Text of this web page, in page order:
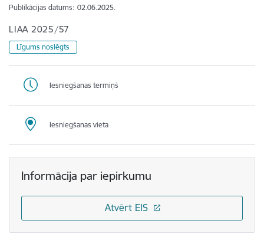
Publikācijas datums: 02.06.2025.
LIAA 2025/57
Līgums noslēgts
Iesniegšanas termiņš
Iesniegšanas vieta
Informācija par iepirkumu
Atvērt EIS